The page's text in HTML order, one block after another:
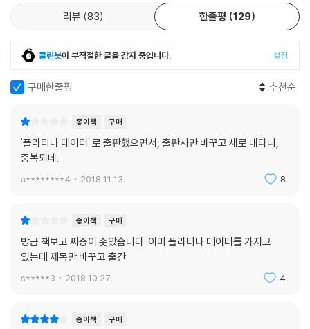
리뷰 83 한줄평 129
클린봇이 부적절한 글을 감지 중입니다. 설정
구매한줄평 추천순
종이책 구매
'플라티나 데이터' 로 출판했으면서, 출판사만 바꾸고 새로 내다니,
중복되네.
a********4 2018.11.13. 8
종이책 구매
방금 책보고 짜증이 솟았습니다. 이미 플라티나 데이터를 가지고
있는데 제목만 바꾸고 출간
s*****3 2018.10.27. 4
종이책 구매